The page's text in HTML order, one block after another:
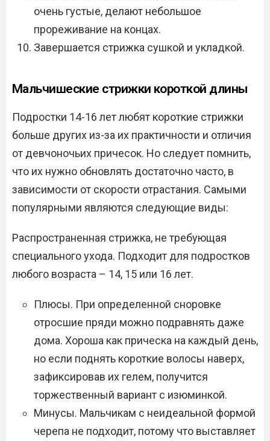
очень густые, делают небольшое
прореживание на концах.
Завершается стрижка сушкой и укладкой.
Мальчишеские стрижки короткой длины
Подростки 14-16 лет любят короткие стрижки
больше других из-за их практичности и отличия
от девчоночьих причесок. Но следует помнить,
что их нужно обновлять достаточно часто, в
зависимости от скорости отрастания. Самыми
популярными являются следующие виды:
Распространенная стрижка, не требующая
специального ухода. Подходит для подростков
любого возраста – 14, 15 или 16 лет.
Плюсы. При определенной сноровке
отросшие пряди можно подравнять даже
дома. Хороша как прическа на каждый день,
но если поднять короткие волосы наверх,
зафиксировав их гелем, получится
торжественный вариант с изюминкой.
Минусы. Мальчикам с неидеальной формой
черепа не подходит, потому что выставляет